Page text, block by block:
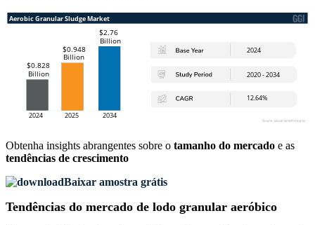
Obtenha insights abrangentes sobre o tamanho do mercado e as
tendências de crescimento
Baixar amostra grátis
Tendências do mercado de lodo granular aeróbico